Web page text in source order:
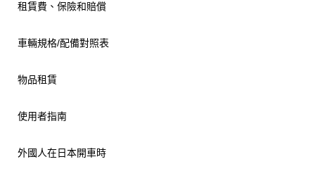
租賃費、保險和賠償
車輛規格/配備對照表
物品租賃
使用者指南
外國人在日本開車時